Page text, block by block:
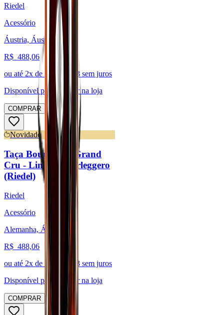
Riedel
Acessório
Áustria, Áustria
R$ 488,06
ou até 2x de R$ 244,03 sem juros
Disponível para: Retirar na loja
COMPRAR
Novidade
Taça Bourgogne Grand
Cru - Linha Superleggero
(Riedel)
Riedel
Acessório
Alemanha, Áustria
R$ 488,06
ou até 2x de R$ 244,03 sem juros
Disponível para:
Retirar na loja
COMPRAR